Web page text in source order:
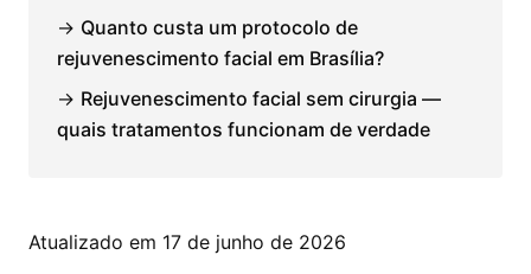
→ Quanto custa um protocolo de
rejuvenescimento facial em Brasília?
→ Rejuvenescimento facial sem cirurgia —
quais tratamentos funcionam de verdade
Atualizado em 17 de junho de 2026